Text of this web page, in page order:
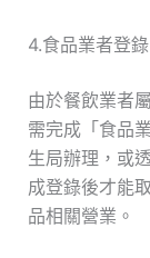
4.食品業者登錄
由於餐飲業者
需完成「食品
生局辦理，或
成登錄後才能
品相關營業。